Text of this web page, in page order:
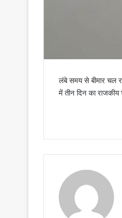
लंबे समय से बीमार चल
में तीन दिन का राजकीय